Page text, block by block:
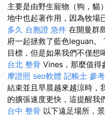
主要是由野生寵物（狗，貓
地中也起著作用，因為牧場
多久 台胞證 急件 在開曼群
府一起拯救了藍色leguan。
目標，但是如果我們不僅想
台北 整骨 Vines，那麼值得
摩證照 seo軟體 記帳士 參
結束並且早晨越來越涼時，
的擴張速度更快，這提醒我
台中 整骨 以下遠足場所，